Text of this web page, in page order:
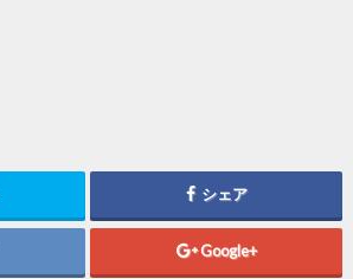
シェア
Google+